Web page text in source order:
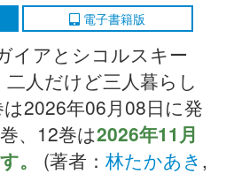
電子書籍版
イアとシコルスキー
人だけど三人暮らし
2026年06月08日に発
、12巻は2026年11月
。
(著者： 林たかあき ,